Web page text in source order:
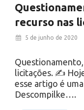
recurso nas
5 de junho de 2020
licitações. ✍
esse artigo é
Descompilke….